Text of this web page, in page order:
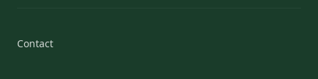
Contact